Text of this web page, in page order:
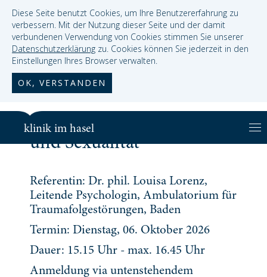
Diese Seite benutzt Cookies, um Ihre Benutzererfahrung zu
verbessern. Mit der Nutzung dieser Seite und der damit
verbundenen Verwendung von Cookies stimmen Sie unserer
Datenschutzerklärung zu. Cookies können Sie jederzeit in den
Einstellungen Ihres Browser verwalten.
OK, VERSTANDEN
klinik im hasel
Für Fachpersonal: Trauma
und Sexualität
Referentin: Dr. phil. Louisa Lorenz,
Leitende Psychologin, Ambulatorium für
Traumafolgestörungen, Baden
Termin: Dienstag, 06. Oktober 2026
Dauer: 15.15 Uhr - max. 16.45 Uhr
Anmeldung via untenstehendem